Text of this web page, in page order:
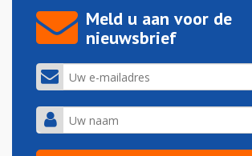
Meld u aan voor de
nieuwsbrief